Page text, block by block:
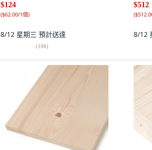
$124
($62.00/1個)
8/12 星期三 預計送達
(106)
$512
(
8/12